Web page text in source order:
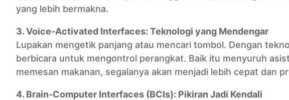
yang lebih bermakna.
3. Voice-Activated Interfaces: Teknologi yang Mendengar
Lupakan mengetik panjang atau mencari tombol. Dengan
berbicara untuk mengontrol perangkat. Baik itu menyuruh
memesan makanan, segalanya akan menjadi lebih cepat dan
4. Brain-Computer Interfaces (BCIs): Pikiran Jadi Kendali